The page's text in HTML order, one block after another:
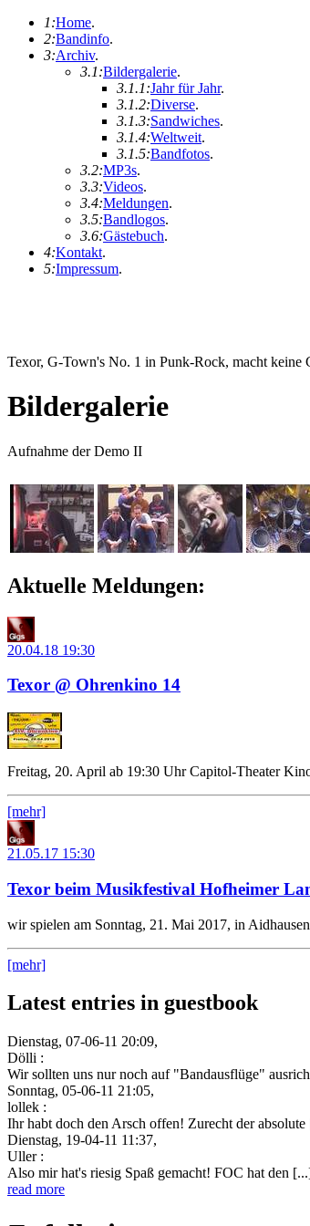
1:Home.
2:Bandinfo.
3:Archiv.
3.1:Bildergalerie.
3.1.1:Jahr für Jahr.
3.1.2:Diverse.
3.1.3:Sandwiches.
3.1.4:Weltweit.
3.1.5:Bandfotos.
3.2:MP3s.
3.3:Videos.
3.4:Meldungen.
3.5:Bandlogos.
3.6:Gästebuch.
4:Kontakt.
5:Impressum.
Texor, G-Town's No. 1 in Punk-Rock, macht keine
Bildergalerie
Aufnahme der Demo II
Aktuelle Meldungen:
20.04.18 19:30
Texor @ Ohrenkino 14
Freitag, 20. April ab 19:30 Uhr Capitol-Theater
[mehr]
21.05.17 15:30
Texor beim Musikfestival Hofheimer
wir spielen am Sonntag, 21. Mai 2017, in
[mehr]
Latest entries in guestbook
Dienstag, 07-06-11 20:09,
Dölli :
Wir sollten uns nur noch auf "Bandausflüge"
Sonntag, 05-06-11 21:05,
lollek :
Ihr habt doch den Arsch offen! Zurecht der absolute
Dienstag, 19-04-11 11:37,
Uller :
Also mir hat's riesig Spaß gemacht! FOC hat den
read more